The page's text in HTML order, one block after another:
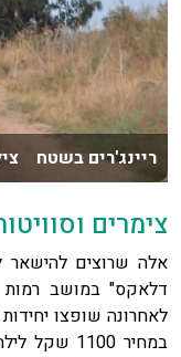
ריינג'רים בשטח
צימרים
אלה שרוצים להישאר
דלאקס" במושב רמות
לאחרונה שופצו
במחיר